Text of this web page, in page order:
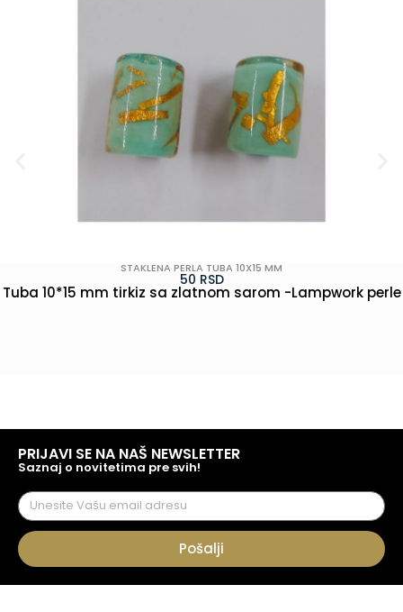
STAKLENA PERLA TUBA 10X15 MM
50 RSD
Tuba 10*15 mm tirkiz sa zlatnom sarom -Lampwork perle
PRIJAVI SE NA NAŠ NEWSLETTER
Saznaj o novitetima pre svih!
Pošalji